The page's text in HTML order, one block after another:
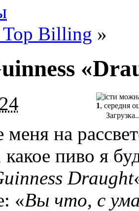
Top Billing »
1, середня
меня на
какое пиво я
Draught
«Вы что, с